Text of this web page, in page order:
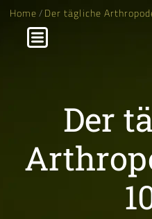
Home/Der tägliche
Der